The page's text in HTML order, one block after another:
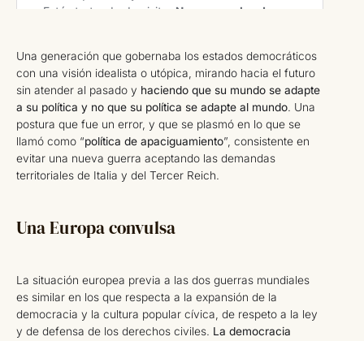
Una generación que gobernaba los estados democráticos
con una visión idealista o utópica, mirando hacia el futuro
sin atender al pasado y haciendo que su mundo se adapte
a su política y no que su política se adapte al mundo. Una
postura que fue un error, y que se plasmó en lo que se
llamó como “política de apaciguamiento”, consistente en
evitar una nueva guerra aceptando las demandas
territoriales de Italia y del Tercer Reich.
Una Europa convulsa
La situación europea previa a las dos guerras mundiales
es similar en los que respecta a la expansión de la
democracia y la cultura popular cívica, de respeto a la ley
y de defensa de los derechos civiles. La democracia